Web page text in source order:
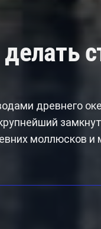
древнего
моллюсков и